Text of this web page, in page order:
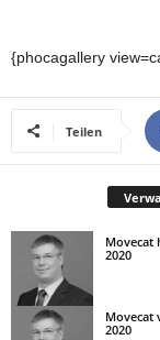
{phocagallery
Teilen
Movecat
2020
Movecat
2020